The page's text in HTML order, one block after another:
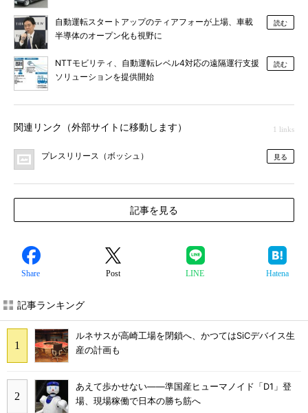
自動運転スタートアップのティアフォーが上場、車載
半導体のオープン化も視野に
読む
NTTモビリティ、自動運転レベル4対応の遠隔運行支援
ソリューションを提供開始
読む
関連リンク（外部サイトに移動します） 1 links
プレスリリース（ボッシュ） 見る
記事を見る
Share Post LINE Hatena
記事ランキング
ルネサスが高崎工場を閉鎖へ、かつてはSiCデバイス生
産の計画も
あえて歩かせない――準国産ヒューマノイド「D1」登
場、現場稼働で日本の勝ち筋へ